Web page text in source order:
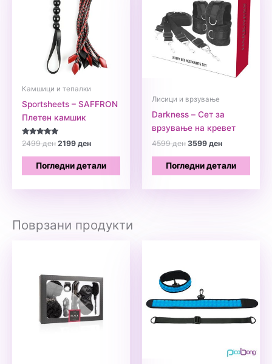
Камшици и тепалки
Sportsheets – SAFFRON
Плетен камшик
Оценето
5.00
од 5
2499ден Original
was:
2499 ден.
2199денCurrent
is:
Погледни детали
Лисици и врзување
Darkness – Сет за
врзување на кревет
4599денOriginal
was:
4599 ден.
3599денCurrent
is:
Погледни детали
Поврзани продукти